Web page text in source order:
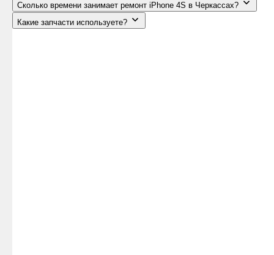
Сколько времени занимает ремонт iPhone 4S в Черкассах?
Какие запчасти используете?